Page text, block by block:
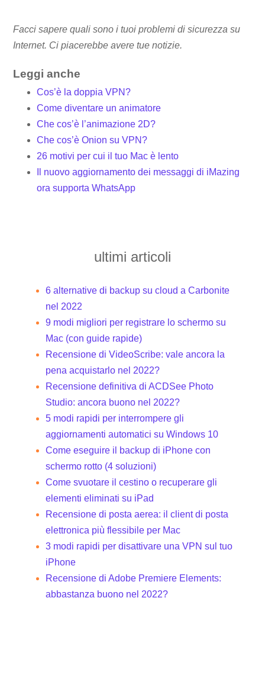
Facci sapere quali sono i tuoi problemi di sicurezza su
Internet. Ci piacerebbe avere tue notizie.
Leggi anche
Cos’è la doppia VPN?
Come diventare un animatore
Che cos’è l’animazione 2D?
Che cos’è Onion su VPN?
26 motivi per cui il tuo Mac è lento
Il nuovo aggiornamento dei messaggi di iMazing
ora supporta WhatsApp
ultimi articoli
6 alternative di backup su cloud a Carbonite
nel 2022
9 modi migliori per registrare lo schermo su
Mac (con guide rapide)
Recensione di VideoScribe: vale ancora la
pena acquistarlo nel 2022?
Recensione definitiva di ACDSee Photo
Studio: ancora buono nel 2022?
5 modi rapidi per interrompere gli
aggiornamenti automatici su Windows 10
Come eseguire il backup di iPhone con
schermo rotto (4 soluzioni)
Come svuotare il cestino o recuperare gli
elementi eliminati su iPad
Recensione di posta aerea: il client di posta
elettronica più flessibile per Mac
3 modi rapidi per disattivare una VPN sul tuo
iPhone
Recensione di Adobe Premiere Elements:
abbastanza buono nel 2022?